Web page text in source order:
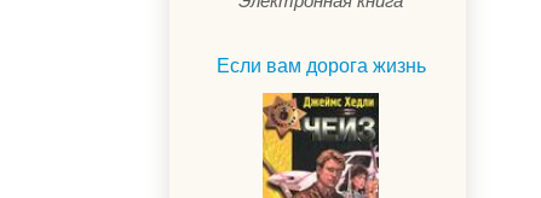
Если вам дорога жизнь